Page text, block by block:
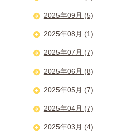
2025年09月 (5)
2025年08月 (1)
2025年07月 (7)
2025年06月 (8)
2025年05月 (7)
2025年04月 (7)
2025年03月 (4)